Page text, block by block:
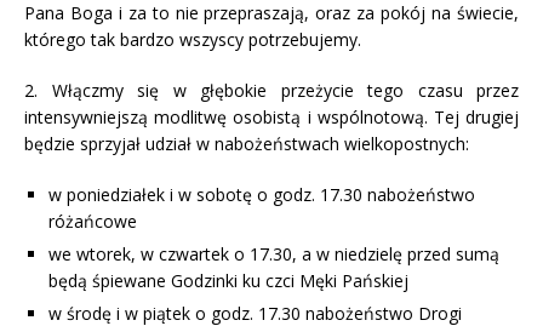
Pana Boga i za to nie przepraszają, oraz za pokój na świecie,
którego tak bardzo wszyscy potrzebujemy.
2. Włączmy się w głębokie przeżycie tego czasu przez
intensywniejszą modlitwę osobistą i wspólnotową. Tej drugiej
będzie sprzyjał udział w nabożeństwach wielkopostnych:
w poniedziałek i w sobotę o godz. 17.30 nabożeństwo
różańcowe
we wtorek, w czwartek o 17.30, a w niedzielę przed sumą
będą śpiewane Godzinki ku czci Męki Pańskiej
w środę i w piątek o godz. 17.30 nabożeństwo Drogi